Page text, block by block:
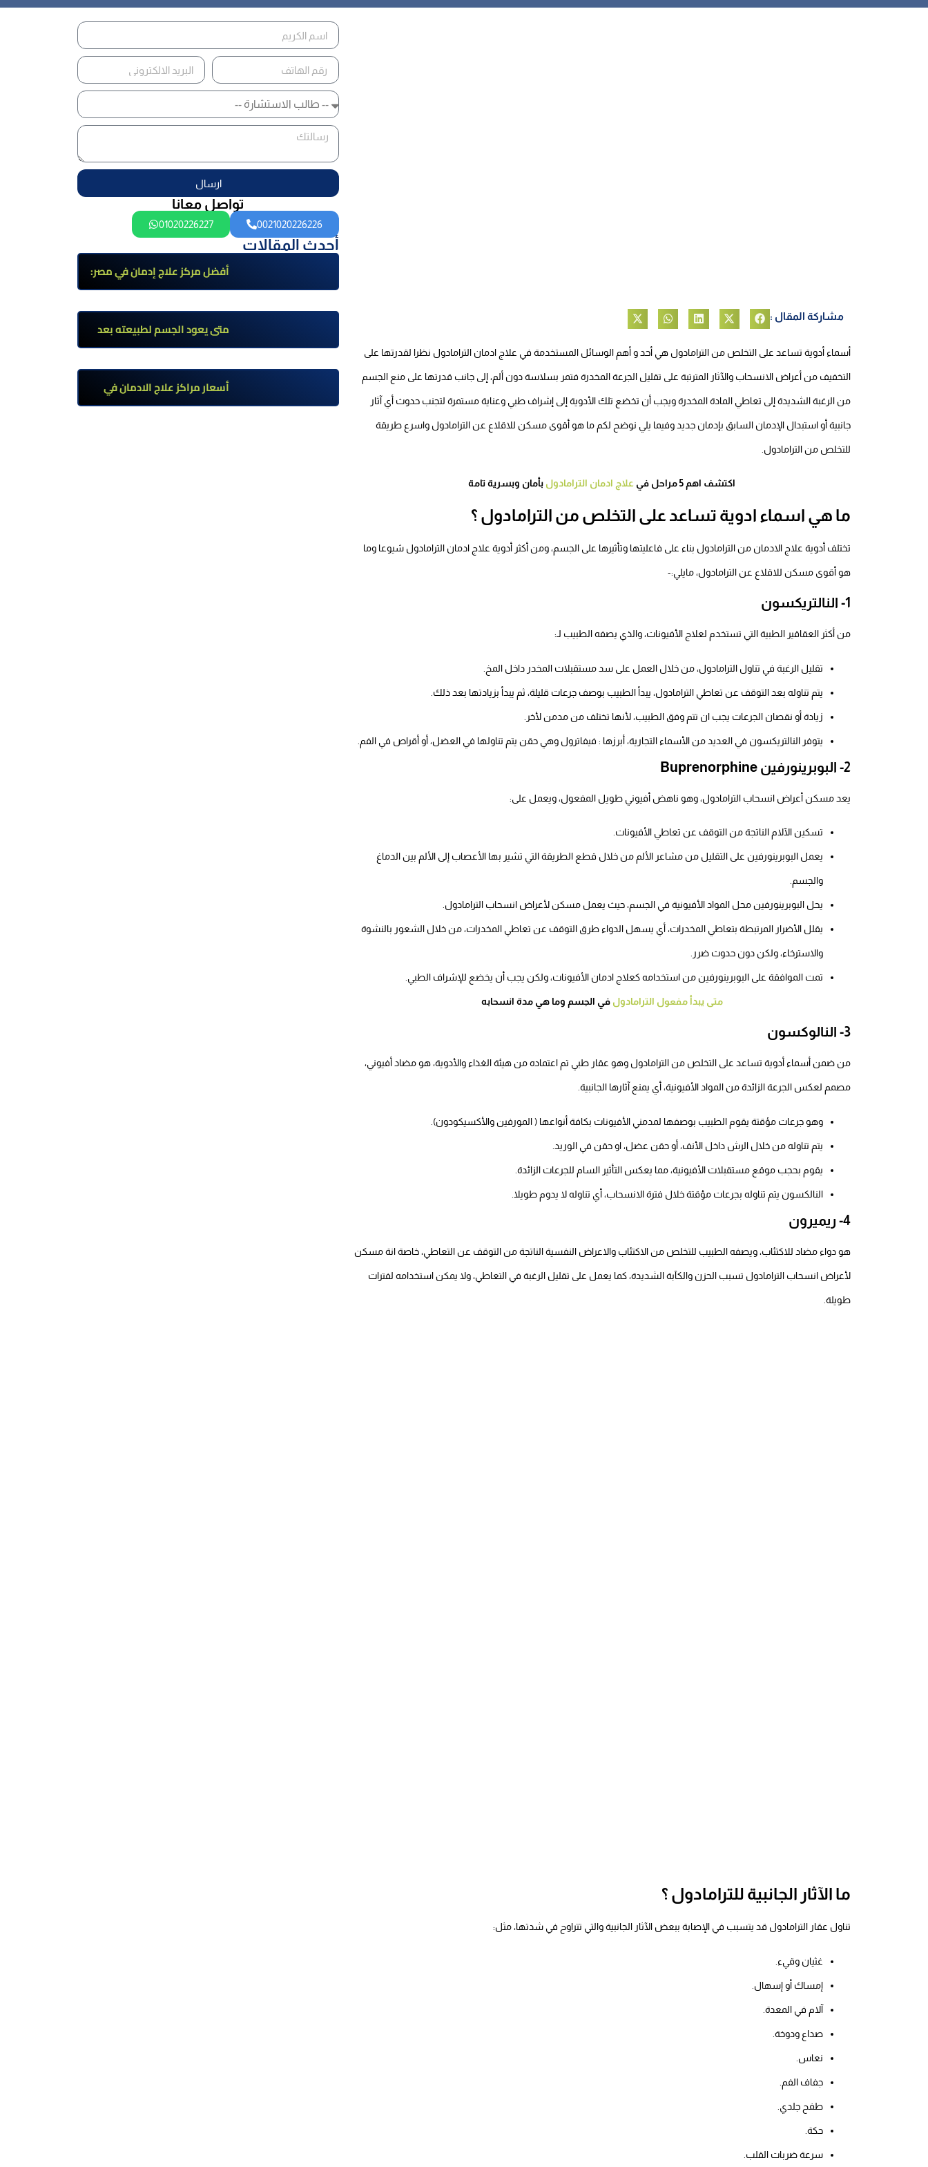
مشاركة المقال :
أسماء أدوية تساعد على التخلص من الترامادول هي أحد و أهم الوسائل المستخدمة في علاج ادمان الترامادول نظرا لقدرتها على
التخفيف من أعراض الانسحاب والآثار المترتبة على تقليل الجرعة المخدرة فتمر بسلاسة دون ألم، إلى جانب قدرتها على منع الجسم
من الرغبة الشديدة إلى تعاطي المادة المخدرة ويجب أن تخضع تلك الأدوية إلى إشراف طبي وعناية مستمرة لتجنب حدوث أي آثار
جانبية أو استبدال الإدمان السابق بإدمان جديد وفيما يلي نوضح لكم ما هو أقوى مسكن للاقلاع عن الترامادول واسرع طريقة
للتخلص من الترامادول.
اكتشف اهم 5 مراحل في علاج ادمان الترامادول بأمان وبسرية تامة
ما هي اسماء ادوية تساعد على التخلص من الترامادول ؟
تختلف أدوية علاج الادمان من الترامادول بناء على فاعليتها وتأثيرها على الجسم، ومن أكثر أدوية علاج ادمان الترامادول شيوعا وما
هو أقوى مسكن للاقلاع عن الترامادول، مايلي:-
1- النالتريكسون
من أكثر العقاقير الطبية التي تستخدم لعلاج الأفيونات، والذي يصفه الطبيب لـ:
تقليل الرغبة في تناول الترامادول، من خلال العمل على سد مستقبلات المخدر داخل المخ.
يتم تناوله بعد التوقف عن تعاطي الترامادول، يبدأ الطبيب بوصف جرعات قليلة، ثم يبدأ بزيادتها بعد ذلك.
زيادة أو نقصان الجرعات يجب ان تتم وفق الطبيب، لأنها تختلف من مدمن لأخر.
يتوفر النالتريكسون في العديد من الأسماء التجارية، أبرزها : فيفاترول وهي حقن يتم تناولها في العضل، أو أقراص في الفم.
2- البوبرينورفين Buprenorphine
يعد مسكن أعراض انسحاب الترامادول، وهو ناهض أفيوني طويل المفعول، ويعمل على:
تسكين الآلام الناتجة من التوقف عن تعاطي الأفيونات.
يعمل البوبرينورفين على التقليل من مشاعر الألم من خلال قطع الطريقة التي تشير بها الأعصاب إلى الألم بين الدماغ
والجسم.
يحل البوبرينورفين محل المواد الأفيونية في الجسم، حيث يعمل مسكن لأعراض انسحاب الترامادول.
يقلل الأضرار المرتبطة بتعاطي المخدرات، أي يسهل الدواء طرق التوقف عن تعاطي المخدرات، من خلال الشعور بالنشوة
والاسترخاء، ولكن دون حدوث ضرر.
تمت الموافقة على البوبرينورفين من استخدامه كعلاج ادمان الأفيونات، ولكن يجب أن يخضع للإشراف الطبي.
متى يبدأ مفعول الترامادول في الجسم وما هي مدة انسحابه
3- النالوكسون
من ضمن أسماء أدوية تساعد على التخلص من الترامادول وهو عقار طبي تم اعتماده من هيئة الغذاء والأدوية، هو مضاد أفيوني،
مصمم لعكس الجرعة الزائدة من المواد الأفيونية، أي يمنع آثارها الجانبية.
وهو جرعات مؤقتة يقوم الطبيب بوصفها لمدمني الأفيونات بكافة أنواعها ( المورفين والأكسيكودون).
يتم تناوله من خلال الرش داخل الأنف، أو حقن عضل، او حقن في الوريد.
يقوم بحجب موقع مستقبلات الأفيونية، مما يعكس التأثير السام للجرعات الزائدة.
النالكسون يتم تناوله بجرعات مؤقتة خلال فترة الانسحاب، أي تناوله لا يدوم طويلا.
4- ريميرون
هو دواء مضاد للاكتئاب، ويصفه الطبيب للتخلص من الاكتئاب والاعراض النفسية الناتجة من التوقف عن التعاطي، خاصة انة مسكن
لأعراض انسحاب الترامادول تسبب الحزن والكآبة الشديدة، كما يعمل على تقليل الرغبة في التعاطي، ولا يمكن استخدامه لفترات
طويلة.
ما الآثار الجانبية للترامادول ؟
تناول عقار الترامادول قد يتسبب في الإصابة ببعض الآثار الجانبية والتي تتراوح في شدتها، مثل:
غثيان وقيء.
إمساك أو إسهال.
آلام في المعدة.
صداع ودوخة.
نعاس.
جفاف الفم.
طفح جلدي.
حكة.
سرعة ضربات القلب.
ارسال
تواصل معانا
0021020226226
01020226227
أحدث المقالات
أفضل مركز علاج إدمان في مصر:
برامج علاج معتمدة وتعافي آمن
تحت إشراف طبي
متى يعود الجسم لطبيعته بعد
ترك مخدر الآيس؟ مراحل التعافي
والعوامل المؤثرة
أسعار مراكز علاج الادمان في
مصر: كم تبلغ التكلفة وما الذي